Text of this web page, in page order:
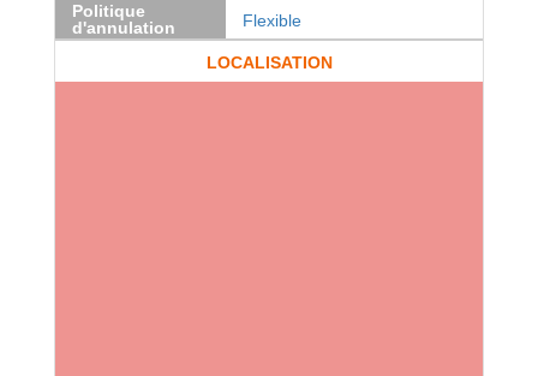
Politique
d'annulation
Flexible
LOCALISATION